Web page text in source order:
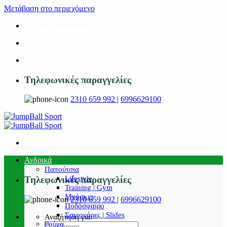
Μετάβαση στο περιεχόμενο
Τηλεφωνικές παραγγελίες
2310 659 992 | 6996629100
Τηλεφωνικές παραγγελίες
2310 659 992 | 6996629100
Αναζήτηση για:
Ανδρικά
Παπούτσια
Lifestyle
Training | Gym
Μπάσκετ
Ποδόσφαιρο
Σαγιονάρες | Slides
Ρούχα